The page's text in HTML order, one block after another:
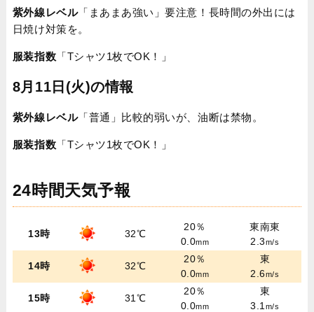
紫外線レベル「まあまあ強い」要注意！長時間の外出には
日焼け対策を。
服装指数 「Tシャツ1枚でOK！」
8月11日(火)の情報
紫外線レベル「普通」比較的弱いが、油断は禁物。
服装指数 「Tシャツ1枚でOK！」
24時間天気予報
13時 32℃
20％
0.0mm
東南東
2.3m/s
14時 32℃
20％
0.0mm
東
2.6m/s
15時 31℃
20％
0.0mm
東
3.1m/s